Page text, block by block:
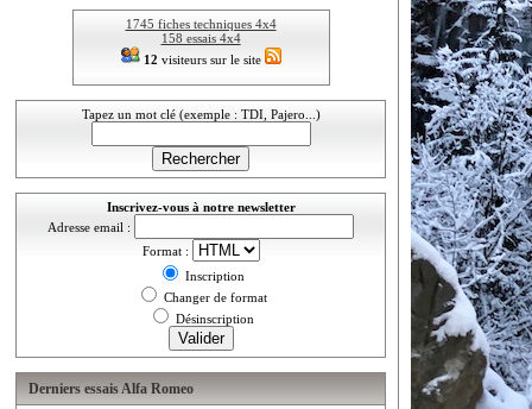
1745 fiches techniques 4x4
158 essais 4x4
12 visiteurs sur le site
Tapez un mot clé (exemple : TDI, Pajero...)
Inscrivez-vous à notre newsletter
Adresse email :
Format :
Inscription
Changer de format
Désinscription
Derniers essais Alfa Romeo